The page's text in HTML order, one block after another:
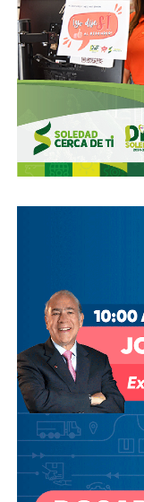
Ya aprovechando,
zona, que
vuelta por la ciudad:
estacionamientos,
peatones en
reglamento.
En pocas palabras,